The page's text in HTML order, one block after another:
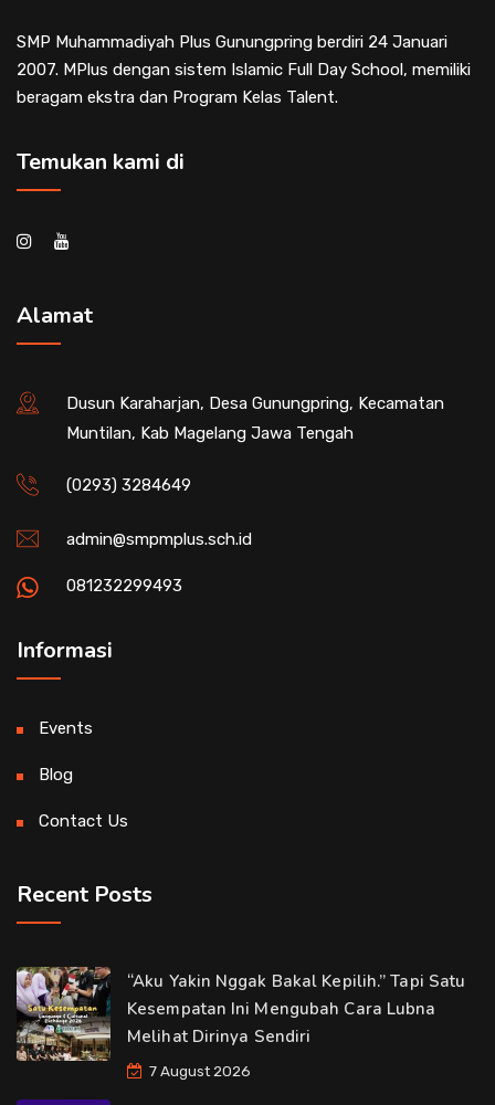
SMP Muhammadiyah Plus Gunungpring berdiri 24 Januari
2007. MPlus dengan sistem Islamic Full Day School, memiliki
beragam ekstra dan Program Kelas Talent.
Temukan kami di
Alamat
Dusun Karaharjan, Desa Gunungpring, Kecamatan
Muntilan, Kab Magelang Jawa Tengah
(0293) 3284649
admin@smpmplus.sch.id
081232299493
Informasi
Events
Blog
Contact Us
Recent Posts
“Aku Yakin Nggak Bakal Kepilih.” Tapi Satu
Kesempatan Ini Mengubah Cara Lubna
Melihat Dirinya Sendiri
7 August 2026